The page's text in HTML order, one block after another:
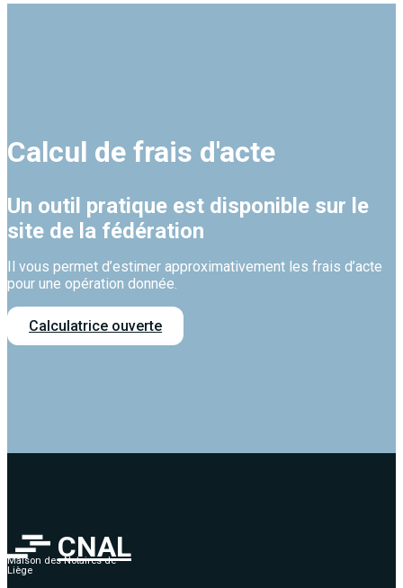
Calcul de frais d'acte
Un outil pratique est disponible sur le
site de la fédération
Il vous permet d’estimer approximativement les frais d’acte
pour une opération donnée.
Calculatrice ouverte
CNAL
Maison des Notaires de
Liège